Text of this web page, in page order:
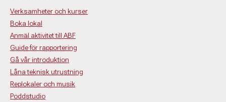
Verksamheter och kurser
Boka lokal
Anmäl aktivitet till ABF
Guide för rapportering
Gå vår introduktion
Låna teknisk utrustning
Replokaler och musik
Poddstudio